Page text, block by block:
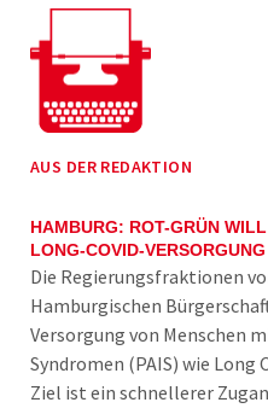
AUS DER REDAKTION
HAMBURG: ROT-GRÜN WILL
LONG-COVID-
Die Regierungsfraktionen
Hamburgischen
Versorgung von Menschen
Syndromen (PAIS) wie Long
Ziel ist ein schnellerer